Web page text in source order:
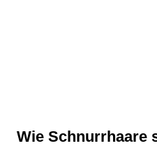
Wie Schnurrhaare